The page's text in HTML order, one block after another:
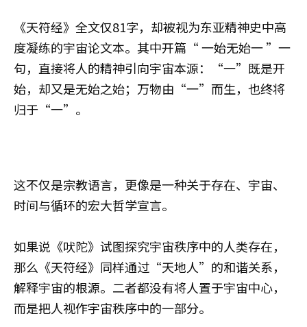
《天符经》全文仅81字，却被视为东亚精神史中高
度凝练的宇宙论文本。其中开篇“ 一始无始一 ”一
句，直接将人的精神引向宇宙本源：“一”既是开
始，却又是无始之始；万物由“一”而生，也终将
归于“一”。
这不仅是宗教语言，更像是一种关于存在、宇宙、
时间与循环的宏大哲学宣言。
如果说《吠陀》试图探究宇宙秩序中的人类存在，
那么《天符经》同样通过“天地人”的和谐关系，
解释宇宙的根源。二者都没有将人置于宇宙中心，
而是把人视作宇宙秩序中的一部分。